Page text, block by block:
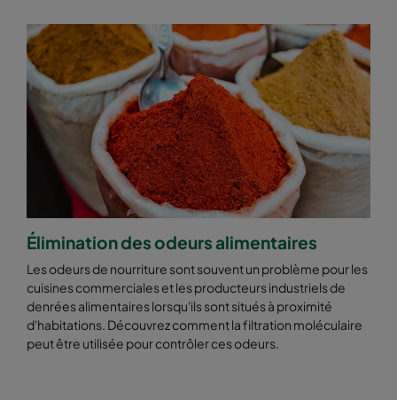
Élimination des odeurs alimentaires
Les odeurs de nourriture sont souvent un problème pour les
cuisines commerciales et les producteurs industriels de
denrées alimentaires lorsqu'ils sont situés à proximité
d'habitations. Découvrez comment la filtration moléculaire
peut être utilisée pour contrôler ces odeurs.